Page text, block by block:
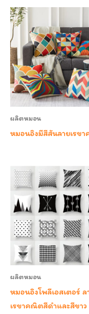
ผลิตหมอน
หมอนอิงมีสีสันลายเรข
ผลิตหมอน
หมอนอิงโพลีเอสเตอร์ ล
เรขาคณิตสีดำและสีขาว